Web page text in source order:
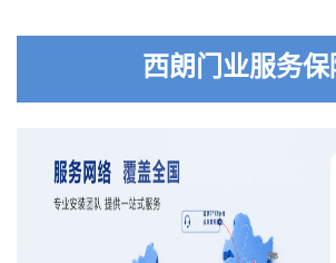
西朗门业服务保